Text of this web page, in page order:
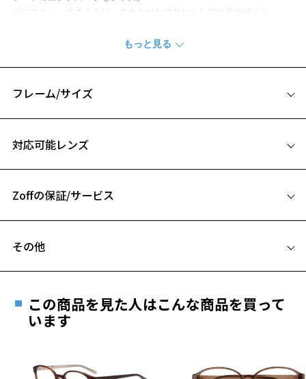
ピアスキャッチのように、ささやかなアクセントになるデザイン。
※柄や色味の出方に個体差があり、画像と異なる場合がございます。
CLASSIC(クラシック) 特集ページをみる
フレーム/サイズ
B ブリッジ(鼻部分)の横幅：20mm
対応可能レンズ
フレームとレンズの合計料金を知りたい方へ
Zoffの保証/サービス
安心1 フレーム１年間品質保証
きます。
その他
ご希望のお客さまは、「レンズ交換券」をお選びのうえ、
最寄りのZoff実店舗にてレンズをお買い求めください。
※サングラスやパッケージ品では「レンズ交換券」はお選び
談ください。
この商品を見た人はこんな商品を買って
います